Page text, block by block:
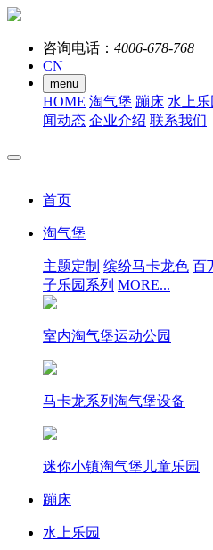
咨询电话： 4006-678-768
CN
menu
HOME 淘气堡 蹦床 水上乐
闻动态 企业介绍 联系我们
首页
淘气堡
主题定制 缤纷马卡龙色 百
子乐园系列 MORE...
室内淘气堡运动公园
马卡龙系列淘气堡设备
迷你小镇淘气堡儿童乐园
蹦床
水上乐园